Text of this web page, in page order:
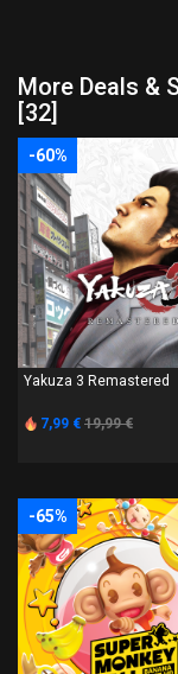
More Deals &
[32]
-60%
Yakuza 3 Remastered
7,99 € 19,99 €
-65%